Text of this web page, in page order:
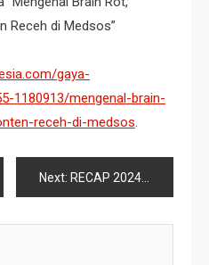
Receh di Medsos”
gaya-
1180913/mengenal-brain-
receh-di-medsos
Next: RECAP 2024 : Refleksi dan Harapan SMP Negeri 3 Grogol